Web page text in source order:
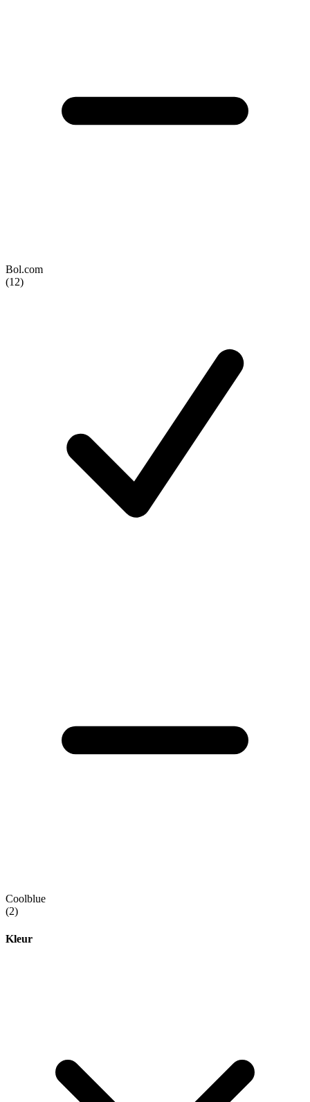
Bol.com
(12)
Coolblue
(2)
Kleur